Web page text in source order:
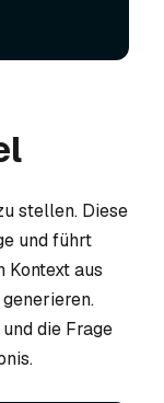
stellen. Diese
und führt
Kontext aus
die Frage